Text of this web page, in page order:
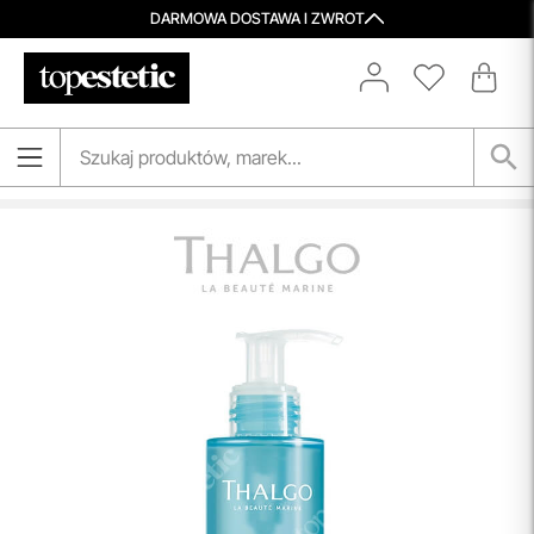
DARMOWA DOSTAWA I ZWROT
Aktualizacja Regulaminów
Korzystanie ze Sklepu Internetowego lub Konta po tym
Spersonalizowane Próbki
Do wielu zamówień dołączamy starannie dobrane próbki
pielęgnacyjnych. To nasz sposób, by umożliwić Ci
pielęgnacji w najlepszym wydaniu — świadomie, z troską o
Porady Kosmetologów
Nowa jakość pielęgnacji z Topestetic! Skorzystaj z